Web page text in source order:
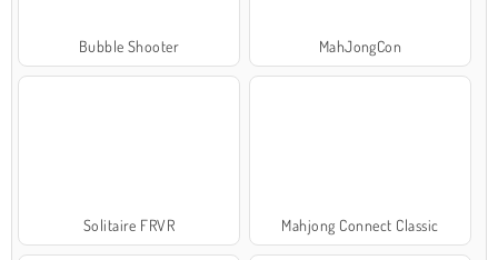
Bubble Shooter MahJongCon
Solitaire FRVR Mahjong Connect Classic